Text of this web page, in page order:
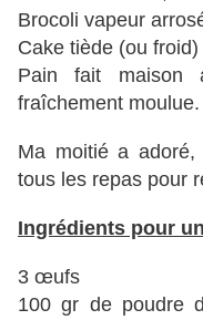
Brocoli vapeur
Cake tiède (ou
Pain fait maison
fraîchement moulue.
Ma moitié a
tous les repas pour
Ingrédients pour
3 œufs
100 gr de poudre